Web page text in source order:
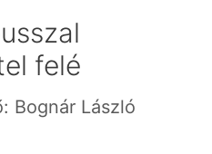
felé
Bognár László